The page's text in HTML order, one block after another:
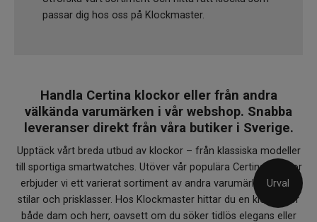
Urval
passar dig hos oss på Klockmaster.
Handla Certina klockor eller från andra
välkända varumärken i vår webshop. Snabba
leveranser direkt från våra butiker i Sverige.
Upptäck vårt breda utbud av klockor – från klassiska modeller
till sportiga smartwatches. Utöver vår populära Certina klockor
erbjuder vi ett varierat sortiment av andra varumärken i olika
stilar och prisklasser. Hos Klockmaster hittar du en klocka för
både dam och herr, oavsett om du söker tidlös elegans eller